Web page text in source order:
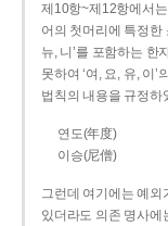
제10항~제12항에서
어의 첫머리에 특정한
뉴, 니’를 포함하는 한
못하여 ‘여, 요, 유, 이
법칙의 내용을 규정하
연도(年度)
이승(尼僧)
그런데 여기에는 예외
있더라도 의존 명사에